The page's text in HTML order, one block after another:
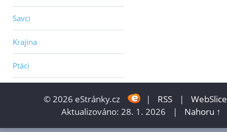
Savci
Krajina
Ptáci
© 2026 eStránky.cz | RSS |
WebSlice
Aktualizováno: 28. 1. 2026
| Nahoru ↑